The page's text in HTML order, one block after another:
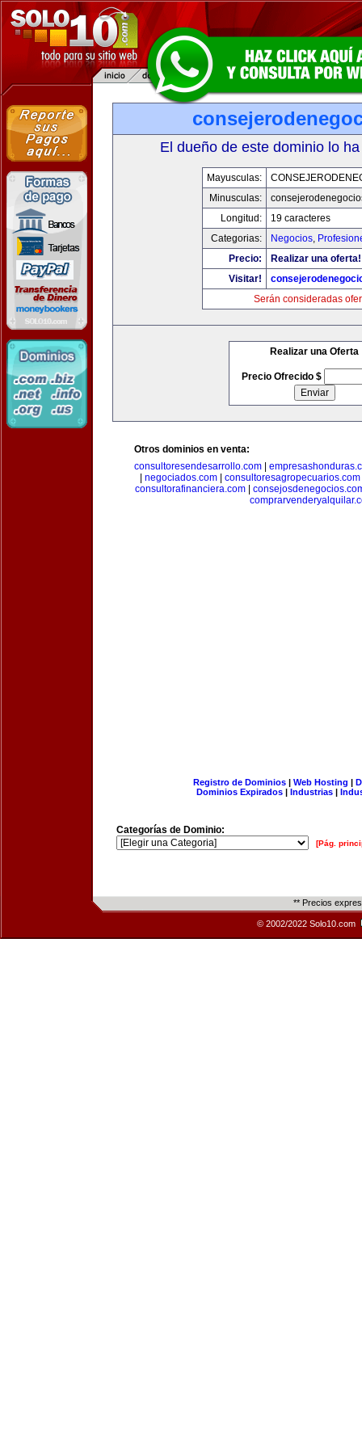
El dueño de este dominio lo
Mayusculas:
Minusculas:
Longitud:
19 caracteres
Categorias:
Negocios,
Precio:
Realizar una oferta!
Visitar!
Serán consideradas
Realizar una Oferta
Precio Ofrecido $
Otros dominios en venta:
consultoresendesarrollo.com
negociados.com consultoresagropecuarios.com
consultorafinanciera.com|
Registro de Dominios| Web Hosting |
Dominios Expirados | Industrias |
Categorías de Dominio:
[Pág.
** Precios
© 2002/2022 Solo10.com